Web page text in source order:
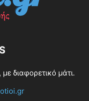
διαφορετικό μάτι.